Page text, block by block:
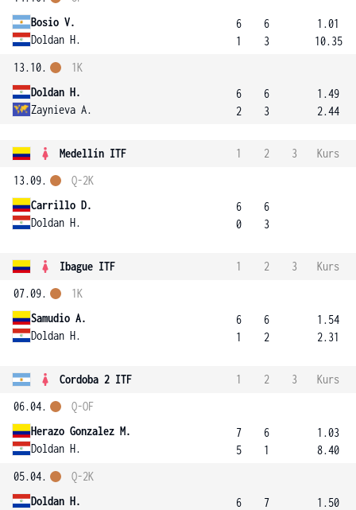
Bosio V.
Doldan H.
6
1
6
3
1.01
10.35
13.10.
Doldan H.
Zaynieva A.
1K
6
2
6
3
1.49
2.44
Medellín ITF 1 2 3
Kurs
13.09.
Carrillo D.
Doldan H.
Q-2K
6
0
6
3
Ibague ITF 1 2 3
Kurs
07.09.
Samudio A.
Doldan H.
1K
6
1
6
2
1.54
2.31
Cordoba 2 ITF 1 2 3
Kurs
06.04.
Herazo Gonzalez M.
Doldan H.
Q-OF
7
5
6
1
1.03
8.40
05.04.
Doldan H.
Q-2K
6
7
1.50